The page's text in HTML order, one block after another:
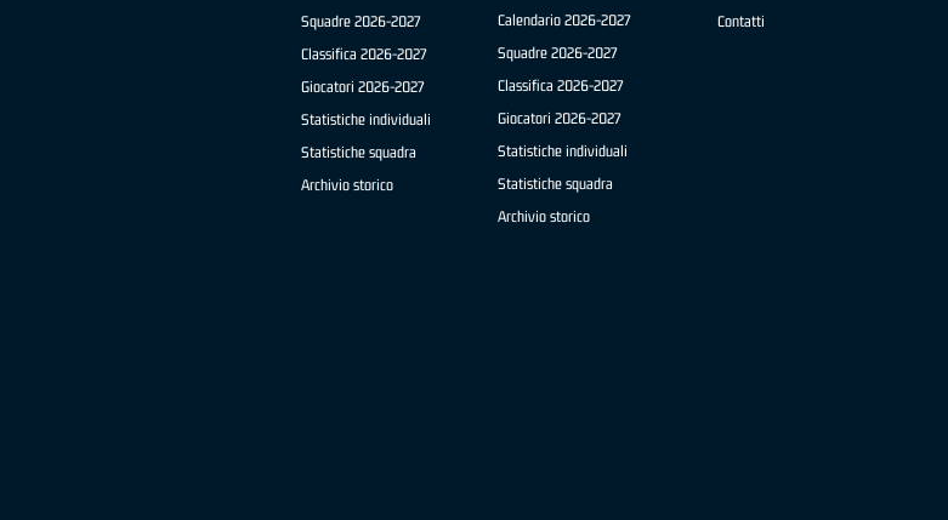
Squadre 2026-2027
Classifica 2026-2027
Giocatori 2026-2027
Statistiche individuali
Statistiche squadra
Archivio storico
Calendario 2026-2027
Squadre 2026-2027
Classifica 2026-2027
Giocatori 2026-2027
Statistiche individuali
Statistiche squadra
Archivio storico
Contatti